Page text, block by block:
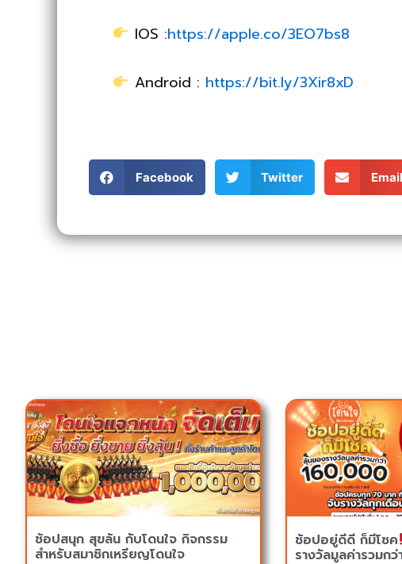
IOS :https://apple.co/3EO7bs8
Android : https://bit.ly/3Xir8xD
Facebook Twitter Email
ช้อปสนุก สุขล้น กับโดนใจ กิจกรรม
สำหรับสมาชิกเหรียญโดนใจ
ช้อปอยู่ดีดี ก็มีโชค
รางวัลมูลค่ารวมก